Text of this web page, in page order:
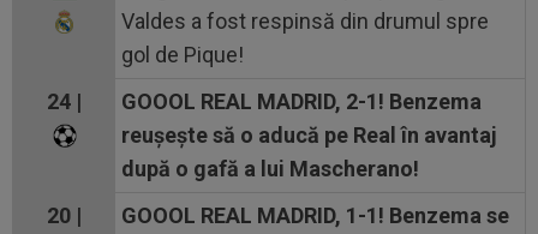
Valdes a fost respinsă din drumul spre
gol de Pique!
24 |
GOOOL REAL MADRID, 2-1! Benzema
reușește să o aducă pe Real în avantaj
după o gafă a lui Mascherano!
20 |
GOOOL REAL MADRID, 1-1! Benzema se